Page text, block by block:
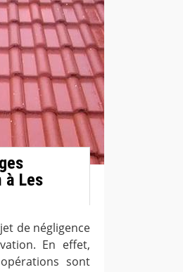
Les
de négligence
En effet,
sont